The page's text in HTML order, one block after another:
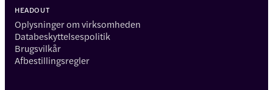
HEADOUT
Oplysninger om virksomheden
Databeskyttelsespolitik
Brugsvilkår
Afbestillingsregler